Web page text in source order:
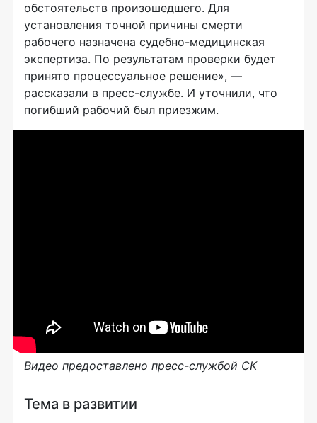
обстоятельств произошедшего. Для
установления точной причины смерти
рабочего назначена судебно-медицинская
экспертиза. По результатам проверки будет
принято процессуальное решение», —
рассказали в пресс-службе. И уточнили, что
погибший рабочий был приезжим.
Видео предоставлено пресс-службой СК
Тема в развитии